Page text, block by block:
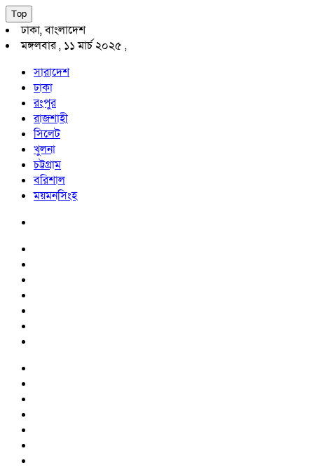
Top
ঢাকা, বাংলাদেশ
মঙ্গলবার , ১১ মার্চ ২০২৫ ,
সারাদেশ
ঢাকা
রংপুর
রাজশাহী
সিলেট
খুলনা
চট্টগ্রাম
বরিশাল
ময়মনসিংহ